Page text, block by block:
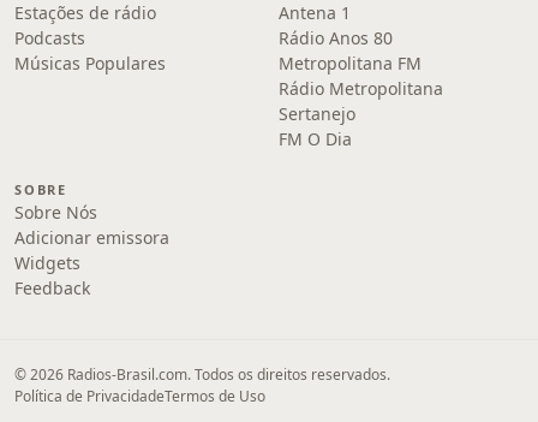
Estações de rádio
Podcasts
Músicas Populares
Antena 1
Rádio Anos 80
Metropolitana FM
Rádio Metropolitana
Sertanejo
FM O Dia
SOBRE
Sobre Nós
Adicionar emissora
Widgets
Feedback
© 2026 Radios-Brasil.com. Todos os direitos reservados.
Política de PrivacidadeTermos de Uso